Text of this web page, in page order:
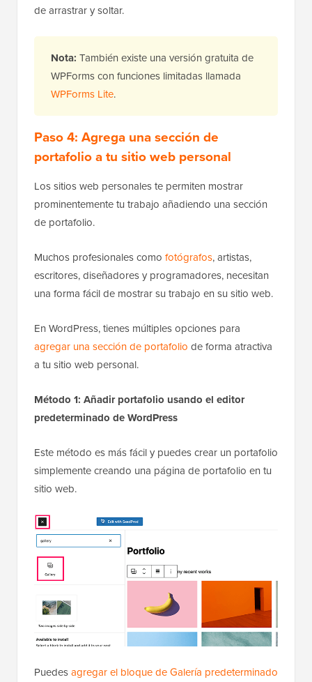
de arrastrar y soltar.
Nota: También existe una versión gratuita de
WPForms con funciones limitadas llamada
WPForms Lite.
Paso 4: Agrega una sección de
portafolio a tu sitio web personal
Los sitios web personales te permiten mostrar
prominentemente tu trabajo añadiendo una sección
de portafolio.
Muchos profesionales como fotógrafos, artistas,
escritores, diseñadores y programadores, necesitan
una forma fácil de mostrar su trabajo en su sitio web.
En WordPress, tienes múltiples opciones para
agregar una sección de portafolio de forma atractiva
a tu sitio web personal.
Método 1: Añadir portafolio usando el editor
predeterminado de WordPress
Este método es más fácil y puedes crear un portafolio
simplemente creando una página de portafolio en tu
sitio web.
Puedesagregar el bloque de Galería predeterminado